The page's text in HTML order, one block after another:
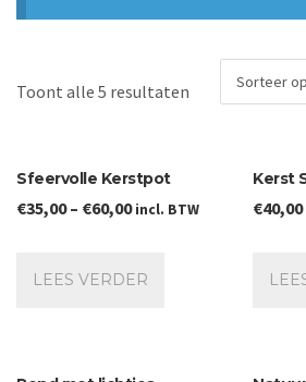
Toont alle 5 resultaten Gesorteerd
hoog
Sfeervolle Kerstpot
€35,00– €60,00 incl. BTW
LEES VERDER
Kerst
€40,00